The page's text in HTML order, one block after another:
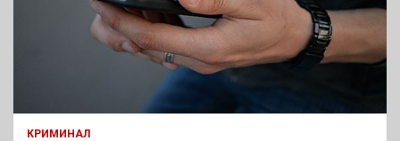
КРИМИНАЛ